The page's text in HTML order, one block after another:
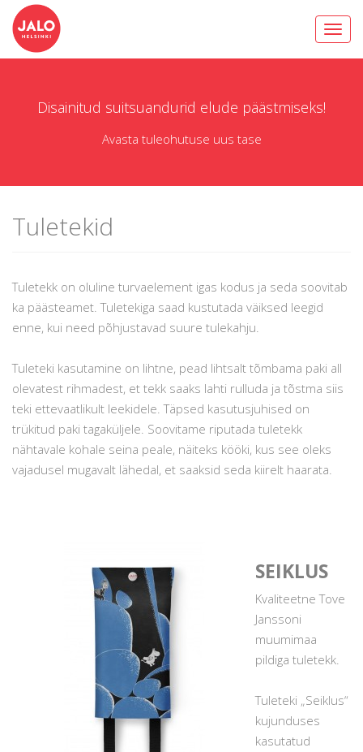
Disainitud suitsuandurid elude päästmiseks!
Avasta tuleohutuse uus tase
Tuletekid
Tuletekk on oluline turvaelement igas kodus ja seda soovitab
ka päästeamet. Tuletekiga saad kustutada väiksed leegid
enne, kui need põhjustavad suure tulekahju.
Tuleteki kasutamine on lihtne, pead lihtsalt tõmbama paki all
olevatest rihmadest, et tekk saaks lahti rulluda ja tõstma siis
teki ettevaatlikult leekidele. Täpsed kasutusjuhised on
trükitud paki tagaküljele. Soovitame riputada tuletekk
nähtavale kohale seina peale, näiteks kööki, kus see oleks
vajadusel mugavalt lähedal, et saaksid seda kiirelt haarata.
SEIKLUS
Kvaliteetne Tove
Janssoni
muumimaa
pildiga tuletekk.
Tuleteki „Seiklus“
kujunduses
kasutatud